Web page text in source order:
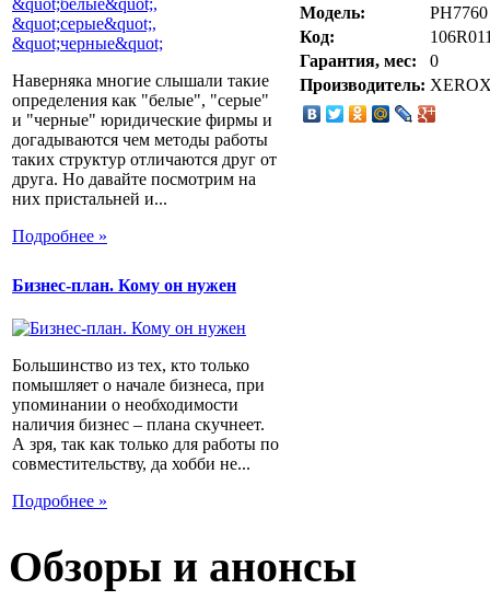
Наверняка многие слышали такие
определения как "белые", "серые"
и "черные" юридические фирмы и
догадываются чем методы работы
таких структур отличаются друг от
друга. Но давайте посмотрим на
них пристальней и...
Подробнее »
Бизнес-план. Кому он нужен
Большинство из тех, кто только
помышляет о начале бизнеса, при
упоминании о необходимости
наличия бизнес – плана скучнеет.
А зря, так как только для работы по
совместительству, да хобби не...
Подробнее »
Модель:
Код:
Гарантия, мес:
0
Производитель:
Обзоры и анонсы